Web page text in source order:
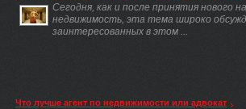
Сегодня, как и после принятия нового
недвижимость, эта тема широко
заинтересованных в этом ...
Что лучше агент по недвижимости или адвокат